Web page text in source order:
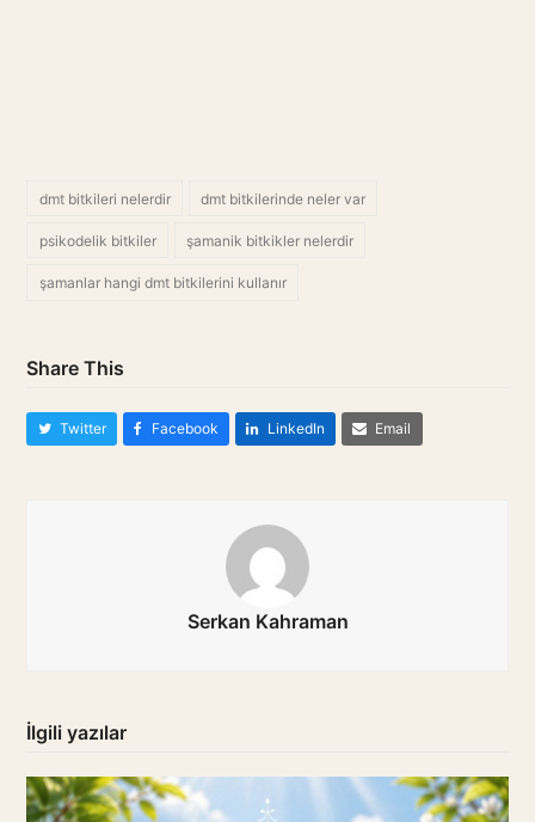
dmt bitkileri nelerdir dmt bitkilerinde neler var
psikodelik bitkiler şamanik bitkikler nelerdir
şamanlar hangi dmt bitkilerini kullanır
Share This
Twitter Facebook LinkedIn Email
Serkan Kahraman
İlgili yazılar